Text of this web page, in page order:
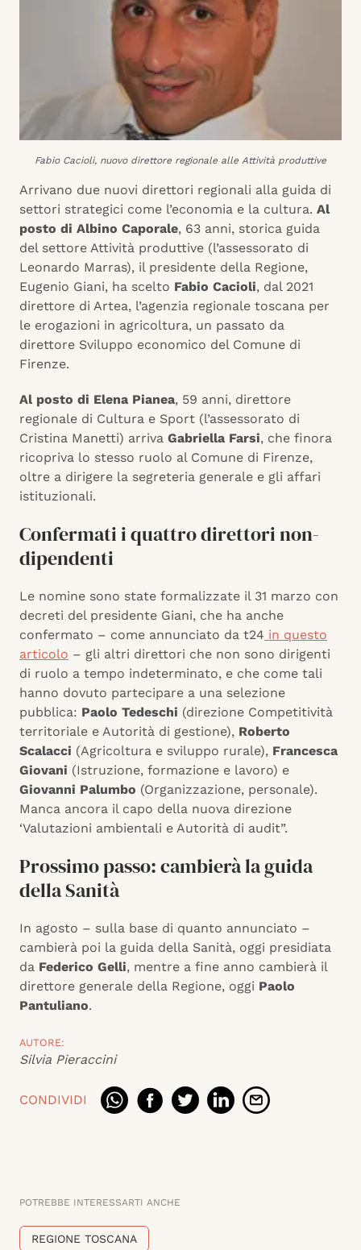
Fabio Cacioli, nuovo direttore regionale alle Attività produttive
Arrivano due nuovi direttori regionali alla guida di
settori strategici come l’economia e la cultura. Al
posto di Albino Caporale, 63 anni, storica guida
del settore Attività produttive (l’assessorato di
Leonardo Marras), il presidente della Regione,
Eugenio Giani, ha scelto Fabio Cacioli, dal 2021
direttore di Artea, l’agenzia regionale toscana per
le erogazioni in agricoltura, un passato da
direttore Sviluppo economico del Comune di
Firenze.
Al posto di Elena Pianea, 59 anni, direttore
regionale di Cultura e Sport (l’assessorato di
Cristina Manetti) arriva Gabriella Farsi, che finora
ricopriva lo stesso ruolo al Comune di Firenze,
oltre a dirigere la segreteria generale e gli affari
istituzionali.
Confermati i quattro direttori non-
dipendenti
Le nomine sono state formalizzate il 31 marzo con
decreti del presidente Giani, che ha anche
confermato – come annunciato da t24 in questo
articolo – gli altri direttori che non sono dirigenti
di ruolo a tempo indeterminato, e che come tali
hanno dovuto partecipare a una selezione
pubblica: Paolo Tedeschi (direzione Competitività
territoriale e Autorità di gestione), Roberto
Scalacci (Agricoltura e sviluppo rurale), Francesca
Giovani (Istruzione, formazione e lavoro) e
Giovanni Palumbo (Organizzazione, personale).
Manca ancora il capo della nuova direzione
‘Valutazioni ambientali e Autorità di audit”.
Prossimo passo: cambierà la guida
della Sanità
In agosto – sulla base di quanto annunciato –
cambierà poi la guida della Sanità, oggi presidiata
da Federico Gelli, mentre a fine anno cambierà il
direttore generale della Regione, oggi Paolo
Pantuliano.
AUTORE:
Silvia Pieraccini
CONDIVIDI
POTREBBE INTERESSARTI ANCHE
REGIONE TOSCANA